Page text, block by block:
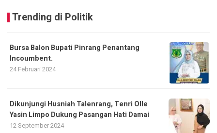
Trending di Politik
Bursa Balon Bupati Pinrang Penantang
Incoumbent.
24 Februari 2024
Dikunjungi Husniah Talenrang, Tenri Olle
Yasin Limpo Dukung Pasangan Hati Damai
12 September 2024